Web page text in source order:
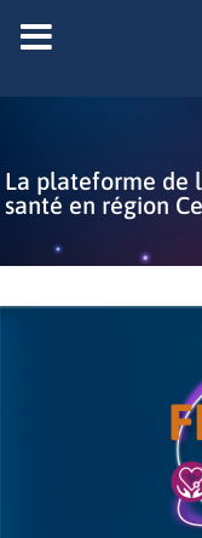
La plateforme de
santé en région